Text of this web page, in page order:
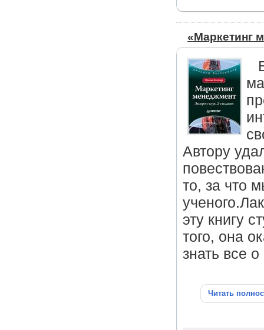
«Маркетинг
Автору
то, за что
эту книгу
того, она
знать все
Читать